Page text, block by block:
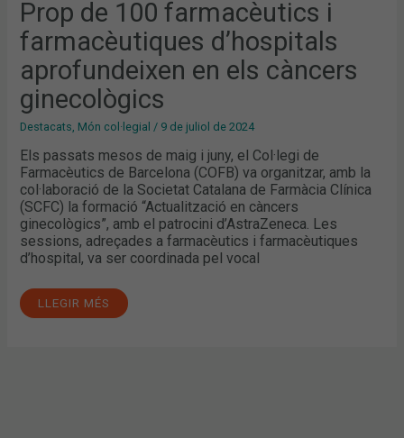
Prop de 100 farmacèutics i
farmacèutiques d’hospitals
aprofundeixen en els càncers
ginecològics
Destacats, Món col·legial / 9 de juliol de 2024
Els passats mesos de maig i juny, el Col·legi de
Farmacèutics de Barcelona (COFB) va organitzar, amb la
col·laboració de la Societat Catalana de Farmàcia Clínica
(SCFC) la formació “Actualització en càncers
ginecològics”, amb el patrocini d’AstraZeneca. Les
sessions, adreçades a farmacèutics i farmacèutiques
d’hospital, va ser coordinada pel vocal
LLEGIR MÉS